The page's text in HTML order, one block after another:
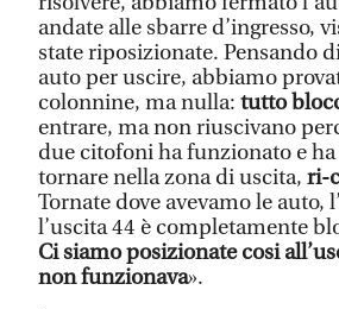
andate alle sbarre d’ingresso,
state riposizionate. Pensando
auto per uscire, abbiamo
colonnine, ma nulla: tutto
entrare, ma non riuscivano
due citofoni ha funzionato e
tornare nella zona di uscita, ri-
Tornate dove avevamo le auto,
l’uscita 44 è completamente
Ci siamo posizionate cosi
non funzionava».